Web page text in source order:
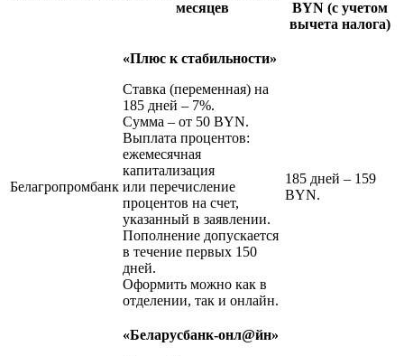
месяцев
BYN (с учетом
вычета налога)
Белагропромбанк
«Плюс к стабильности»
Ставка (переменная) на
185 дней – 7%.
Сумма – от 50 BYN.
Выплата процентов:
ежемесячная
капитализация
или перечисление
процентов на счет,
указанный в заявлении.
Пополнение допускается
в течение первых 150
дней.
Оформить можно как в
отделении, так и онлайн.
185 дней – 159
BYN.
«Беларусбанк-онл@йн»